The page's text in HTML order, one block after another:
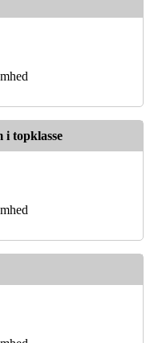
i topklasse